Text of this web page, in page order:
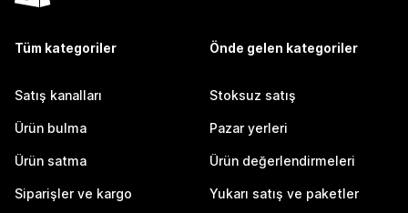
Tüm kategoriler
Satış kanalları
Ürün bulma
Ürün satma
Siparişler ve kargo
Önde gelen kategoriler
Stoksuz satış
Pazar yerleri
Ürün değerlendirmeleri
Yukarı satış ve paketler